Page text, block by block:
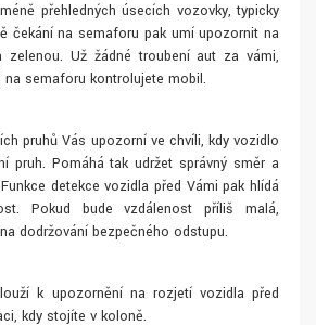
přehledných úsecích vozovky, typicky
čekání na semaforu pak umí upozornit na
zelenou. Už žádné troubení aut za vámi,
semaforu kontrolujete mobil.
pruhů Vás upozorní ve chvíli, kdy vozidlo
pruh. Pomáhá tak udržet správný směr a
detekce vozidla před Vámi pak hlídá
Pokud bude vzdálenost příliš malá,
dodržování bezpečného odstupu.
k upozornění na rozjetí vozidla před
kdy stojíte v koloně.